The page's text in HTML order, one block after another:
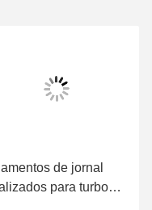
de jornal
para turbo